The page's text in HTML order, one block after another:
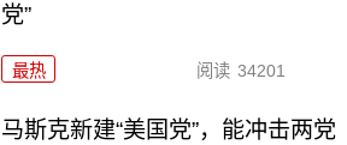
党”
最热 阅读 34201
马斯克新建“美国党”，能冲击两党